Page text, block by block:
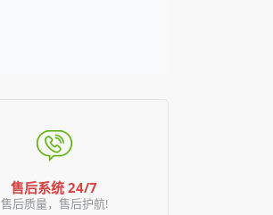
售后系统 24/7
售后质量，售后护航!